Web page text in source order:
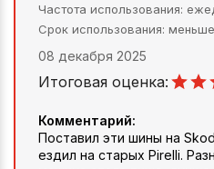
Частота использования
Срок использования
08 декабря 2025
Итоговая оценка:
Комментарий:
Поставил эти шины на
ездил на старых Pirelli.